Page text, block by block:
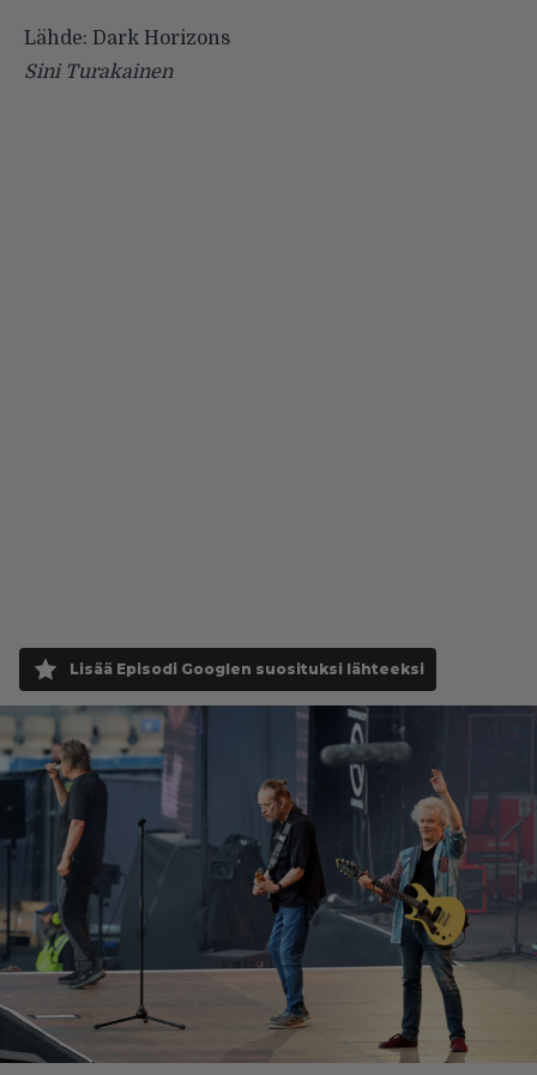
Lähde: Dark Horizons
Sini Turakainen
Lisää Episodi Googlen suosituksi lähteeksi